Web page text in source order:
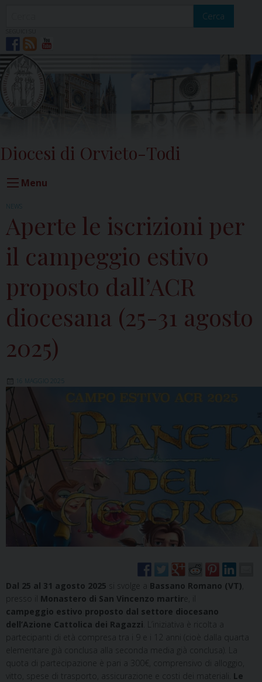
Cerca
Diocesi di Orvieto-Todi
Menu
NEWS
Aperte le iscrizioni per
il campeggio estivo
proposto dall’ACR
diocesana (25-31 agosto
2025)
16 MAGGIO 2025
Dal 25 al 31 agosto 2025 si svolge a Bassano Romano (VT)
presso il Monastero di San Vincenzo martir
campeggio estivo proposto dal settore diocesano
dell’Azione Cattolica dei Ragazzi . L’iniziativa è ricolta a
partecipanti di età compresa tra i 9 e i 12 anni (cioè dalla quarta
elementare già conclusa alla seconda media già conclusa). La
quota di partecipazione è pari a 300€, comprensivo di alloggio,
vitto, spese di trasporto, assicurazione e costi dei materiali. Le